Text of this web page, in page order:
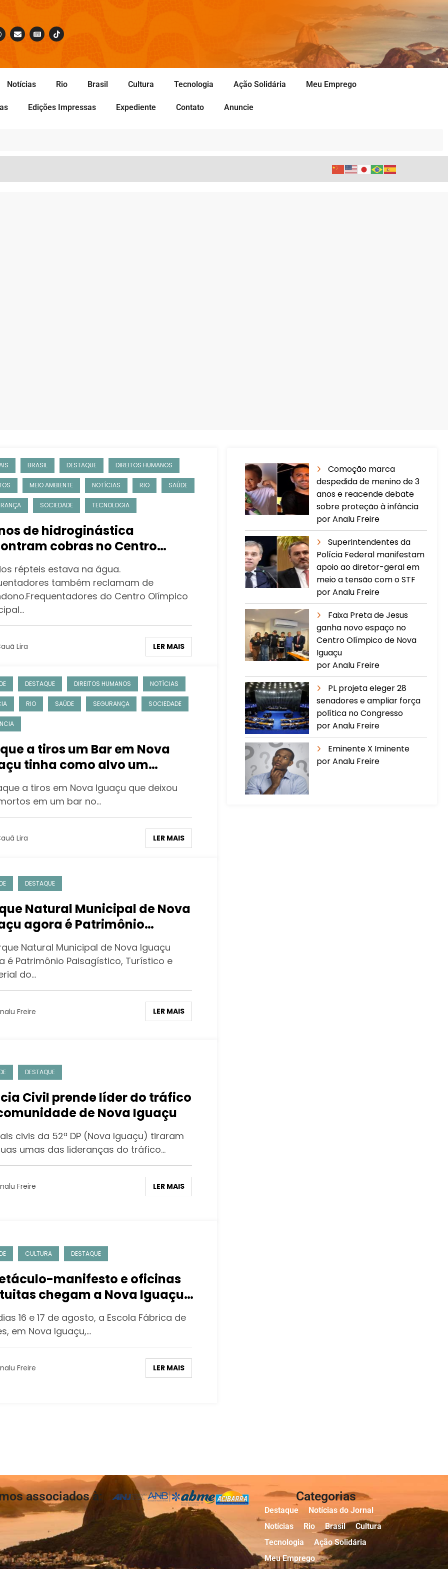
Notícias Rio Brasil Cultura Tecnologia Ação Solidária Meu Emprego
Edições Impressas Expediente Contato Anuncie
BRASIL DESTAQUE DIREITOS HUMANOS
MEIO AMBIENTE NOTÍCIAS RIO SAÚDE
SOCIEDADE TECNOLOGIA
de hidroginástica
cobras no Centro
de Nova Iguaçu
répteis estava na água.
também reclamam de
do Centro Olímpico
Lira LER MAIS
DESTAQUE DIREITOS HUMANOS NOTÍCIAS
RIO SAÚDE SEGURANÇA SOCIEDADE
a tiros um Bar em Nova
tinha como alvo um
e deixou três mortos
a tiros em Nova Iguaçu que deixou
em um bar no…
Lira LER MAIS
DESTAQUE
Natural Municipal de Nova
agora é Patrimônio
Turístico e Imaterial
do Rio de Janeiro
Natural Municipal de Nova Iguaçu
é Patrimônio Paisagístico, Turístico e
do…
Freire LER MAIS
DESTAQUE
Civil prende líder do tráfico
de Nova Iguaçu
civis da 52ª DP (Nova Iguaçu) tiraram
umas das lideranças do tráfico…
Freire LER MAIS
CULTURA DESTAQUE
manifesto e oficinas
chegam a Nova Iguaçu
o Coletivo AfroMaré
16 e 17 de agosto, a Escola Fábrica de
em Nova Iguaçu,…
Freire LER MAIS
Comoção marca
despedida de menino de 3
anos e reacende debate
sobre proteção à infância
por Analu Freire
Superintendentes da
Polícia Federal manifestam
apoio ao diretor-geral em
meio a tensão com o STF
por Analu Freire
Faixa Preta de Jesus
ganha novo espaço no
Centro Olímpico de Nova
Iguaçu
por Analu Freire
PL projeta eleger 28
senadores e ampliar força
política no Congresso
por Analu Freire
Eminente X Iminente
por Analu Freire
associados à: Categorias
Destaque
Notícias do Jornal
Notícias
Rio Brasil
Cultura
Tecnologia
Ação Solidária
Meu Emprego